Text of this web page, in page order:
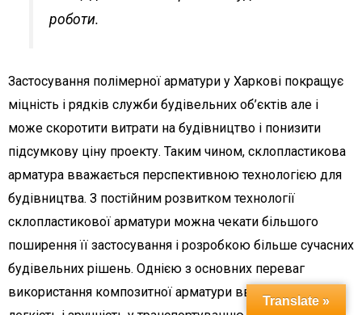
роботи.
Застосування полімерної арматури у Харкові покращує
міцність і рядків служби будівельних об’єктів але і
може скоротити витрати на будівництво і понизити
підсумкову ціну проекту. Таким чином, склопластикова
арматура вважається перспективною технологією для
будівництва. З постійним розвитком технології
склопластикової арматури можна чекати більшого
поширення її застосування і розробкою більше сучасних
будівельних рішень. Однією з основних переваг
використання композитної арматури вважається її
Translate »